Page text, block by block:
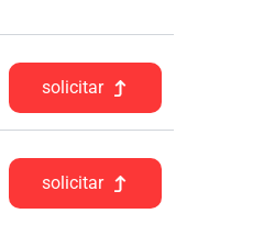
solicitar
solicitar